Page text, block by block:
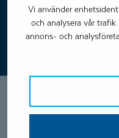
Vi använder
och analysera vår
annons- och